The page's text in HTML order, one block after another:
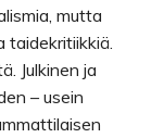
mutta
taidekritiikkiä.
Julkinen ja
– usein